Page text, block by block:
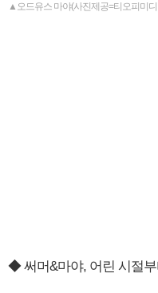
▲오드유스 마야(사진제공=티오피미
◆ 써머&마야, 어린 시절